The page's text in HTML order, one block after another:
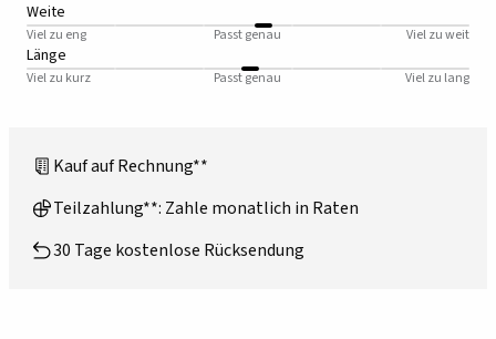
Weite
Viel zu eng Passt genau Viel zu weit
Länge
Viel zu kurz Passt genau Viel zu lang
Kauf auf Rechnung**
Teilzahlung**: Zahle monatlich in Raten
30 Tage kostenlose Rücksendung